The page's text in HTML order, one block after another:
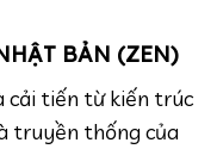
BẢN (ZEN)
cải tiến từ kiến trúc
truyền thống của